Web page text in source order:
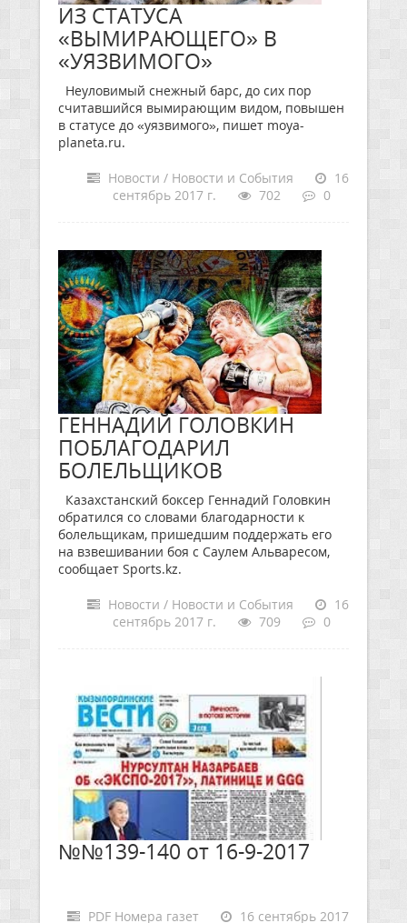
ИЗ СТАТУСА
«ВЫМИРАЮЩЕГО» В
«УЯЗВИМОГО»
Неуловимый снежный барс, до сих пор
считавшийся вымирающим видом, повышен
в статусе до «уязвимого», пишет moya-
planeta.ru.
Новости / Новости и События
16
сентябрь 2017 г.
702 0
ГЕННАДИЙ ГОЛОВКИН
ПОБЛАГОДАРИЛ
БОЛЕЛЬЩИКОВ
Казахстанский боксер Геннадий Головкин
обратился со словами благодарности к
болельщикам, пришедшим поддержать его
на взвешивании боя с Саулем Альваресом,
сообщает Sports.kz.
Новости / Новости и События
16
сентябрь 2017 г.
709 0
№№139-140 от 16-9-2017
PDF Номера газет 16 сентябрь 2017